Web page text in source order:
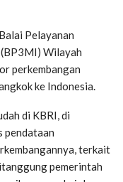
Pelayanan
Wilayah
perkembangan
ke Indonesia.
di KBRI, di
pendataan
terkait
pemerintah